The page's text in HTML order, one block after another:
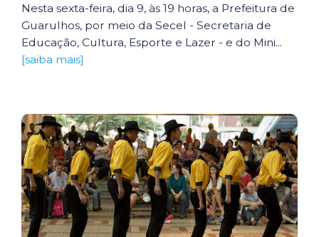
Nesta sexta-feira, dia 9, às 19 horas, a Prefeitura de
Guarulhos, por meio da Secel - Secretaria de
Educação, Cultura, Esporte e Lazer - e do Mini...
[saiba mais]